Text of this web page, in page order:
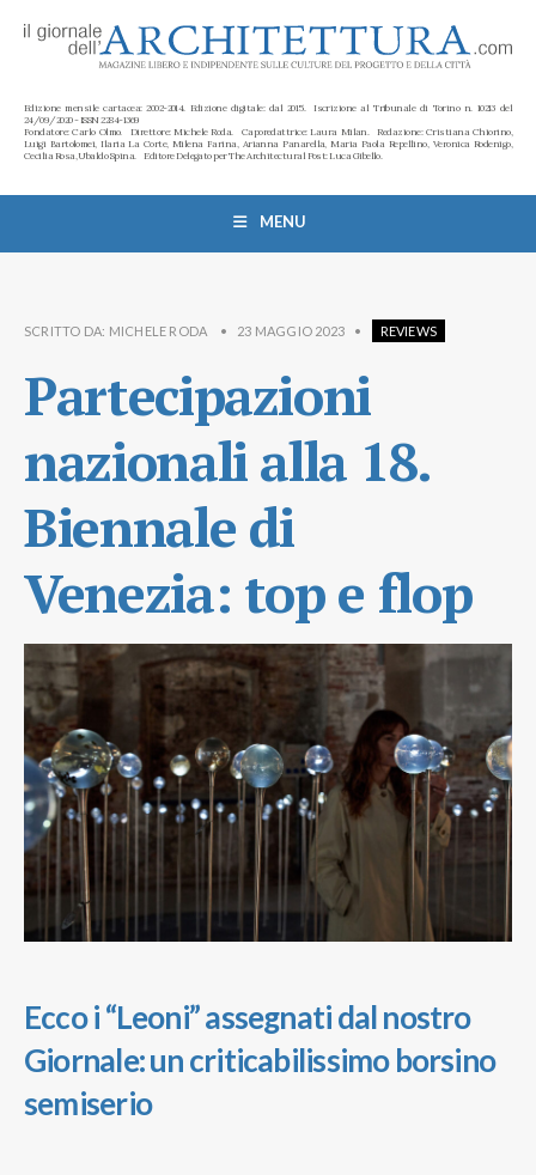
Edizione mensile cartacea: 2002-2014. Edizione digitale: dal 2015. Iscrizione al Tribunale di Torino n. 10213 del
24/09/2020 - ISSN 2284-1369
Fondatore: Carlo Olmo. Direttore: Michele Roda. Caporedattrice: Laura Milan. Redazione: Cristiana Chiorino,
Luigi Bartolomei, Ilaria La Corte, Milena Farina, Arianna Panarella, Maria Paola Repellino, Veronica Rodenigo,
Cecilia Rosa, Ubaldo Spina. Editore Delegato per The Architectural Post: Luca Gibello.
MENU
SCRITTO DA: MICHELE RODA • 23 MAGGIO 2023 • REVIEWS
Partecipazioni
nazionali alla 18.
Biennale di
Venezia: top e flop
Ecco i “Leoni” assegnati dal nostro
Giornale: un criticabilissimo borsino
semiserio